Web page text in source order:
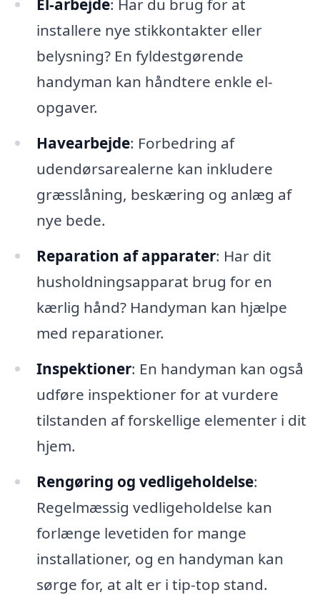
El-arbejde: Har du brug for at
installere nye stikkontakter eller
belysning? En fyldestgørende
handyman kan håndtere enkle el-
opgaver.
Havearbejde: Forbedring af
udendørsarealerne kan inkludere
græsslåning, beskæring og anlæg af
nye bede.
Reparation af apparater: Har dit
husholdningsapparat brug for en
kærlig hånd? Handyman kan hjælpe
med reparationer.
Inspektioner: En handyman kan også
udføre inspektioner for at vurdere
tilstanden af forskellige elementer i dit
hjem.
Rengøring og vedligeholdelse:
Regelmæssig vedligeholdelse kan
forlænge levetiden for mange
installationer, og en handyman kan
sørge for, at alt er i tip-top stand.